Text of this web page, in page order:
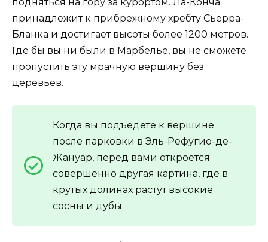
подняться на гору за курортом. Ла-Конча
принадлежит к прибрежному хребту Сьерра-
Бланка и достигает высоты более 1200 метров.
Где бы вы ни были в Марбелье, вы не сможете
пропустить эту мрачную вершину без
деревьев.
Когда вы подъедете к вершине
после парковки в Эль-Рефугио-де-
Жануар, перед вами откроется
совершенно другая картина, где в
крутых долинах растут высокие
сосны и дубы.